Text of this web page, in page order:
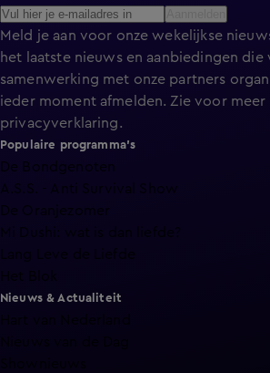
Meld je aan voor onze wekelijkse
het laatste nieuws en aanbiedingen die
samenwerking met onze partners
ieder moment afmelden. Zie voor
privacyverklaring.
Populaire programma's
De Bondgenoten
A.S.S. - Anti Survival Show
De Oranjezomer
Mi Dushi: wat is dan liefde?
Lang Leve de Liefde
Nieuws & Actualiteit